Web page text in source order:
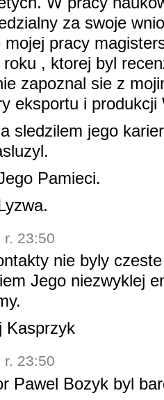
za swoje
mojej pracy
, ktorej byl
zapoznal sie z
eksportu i produkcji
sledzilem jego
Pamieci.
r. 23:50
nie byly
Jego niezwyklej
Kasprzyk
r. 23:50
Pawel Bozyk byl